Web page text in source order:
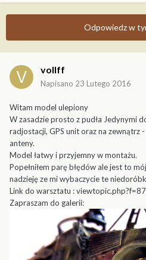
Odpowiedz w
vollff
Napisano 23 Lutego 2016
Witam model ulepiony
W zasadzie prosto z pudła Jedynymi
radjostacji, GPS unit oraz na
anteny.
Model łatwy i przyjemny w montażu.
Popełniłem parę błędów ale jest to
nadzieję ze mi wybaczycie te
Link do warsztatu :
Zapraszam do galerii: